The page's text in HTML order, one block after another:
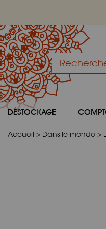
DÉSTOCKAGE
Accueil > Dans le monde >